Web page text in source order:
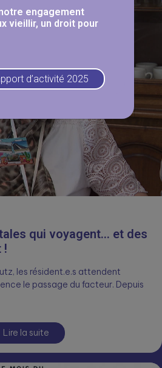
qui voyagent… et des
!
les résident.e.s attendent
le passage du facteur. Depuis
Lire la suite
engagement
vieillir, un droit pour
d’activité 2025